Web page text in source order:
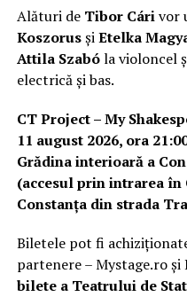
Alături de Tibor Cárivor
KoszorusșiEtelka
Attila Szabóla violoncel
electrică și bas.
CT Project – My
11 august 2026, ora
Grădina interioară a
(accesul prin intrarea în
Constanța din strada
Biletele pot fi
partenere – Mystage.ro și
bilete a Teatrului de